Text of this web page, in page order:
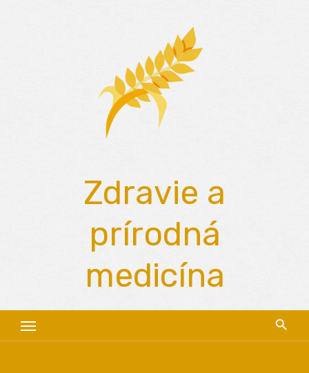
Zdravie a
prírodná
medicína